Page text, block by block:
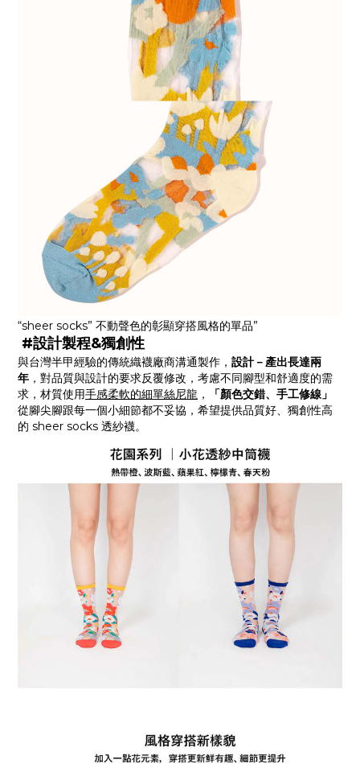
“sheer socks” 不動聲色的彰顯穿搭風格的單品”
#設計製程&獨創性
與台灣半甲經驗的傳統織襪廠商溝通製作， 設計－產出長達兩
年 ，對品質與設計的要求反覆修改，考慮不同腳型和舒適度的需
求，材質使用手感柔軟的細單絲尼龍 ，
「顏色交錯、手工修線」
從腳尖腳跟每一個小細節都不妥協，希望提供品質好、獨創性高
的 sheer socks 透紗襪。